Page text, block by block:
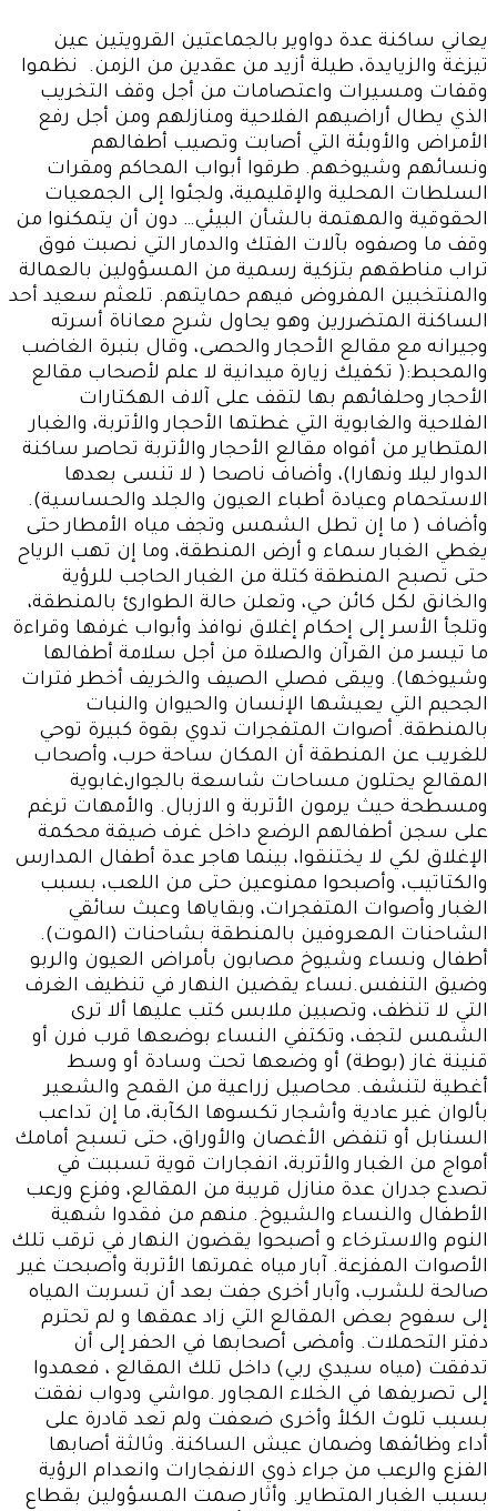
يعاني ساكنة عدة دواوير بالجماعتين القرويتين عين
تيزغة والزيايدة، طيلة أزيد من عقدين من الزمن. نظموا
وقفات ومسيرات واعتصامات من أجل وقف التخريب
الذي يطال أراضيهم الفلاحية ومنازلهم ومن أجل رفع
الأمراض والأوبئة التي أصابت وتصيب أطفالهم
ونسائهم وشيوخهم. طرقوا أبواب المحاكم ومقرات
السلطات المحلية والإقليمية، ولجئوا إلى الجمعيات
الحقوقية والمهتمة بالشأن البيئي… دون أن يتمكنوا من
وقف ما وصفوه بآلات الفتك والدمار التي نصبت فوق
تراب مناطقهم بتزكية رسمية من المسؤولين بالعمالة
والمنتخبين المفروض فيهم حمايتهم. تلعثم سعيد أحد
الساكنة المتضررين وهو يحاول شرح معاناة أسرته
وجيرانه مع مقالع الأحجار والحصى، وقال بنبرة الغاضب
والمحبط:( تكفيك زيارة ميدانية لا علم لأصحاب مقالع
الأحجار وحلفائهم بها لتقف على آلاف الهكتارات
الفلاحية والغابوية التي غطتها الأحجار والأتربة، والغبار
المتطاير من أفواه مقالع الأحجار والأتربة تحاصر ساكنة
الدوار ليلا ونهارا)، وأضاف ناصحا ( لا تنسى بعدها
الاستحمام وعيادة أطباء العيون والجلد والحساسية).
وأضاف ( ما إن تطل الشمس وتجف مياه الأمطار حتى
يغطي الغبار سماء و أرض المنطقة، وما إن تهب الرياح
حتى تصبح المنطقة كتلة من الغبار الحاجب للرؤية
والخانق لكل كائن حي، وتعلن حالة الطوارئ بالمنطقة،
وتلجأ الأسر إلى إحكام إغلاق نوافذ وأبواب غرفها وقراءة
ما تيسر من القرآن والصلاة من أجل سلامة أطفالها
وشيوخها). ويبقى فصلي الصيف والخريف أخطر فترات
الجحيم التي يعيشها الإنسان والحيوان والنبات
بالمنطقة. أصوات المتفجرات تدوي بقوة كبيرة توحي
للغريب عن المنطقة أن المكان ساحة حرب، وأصحاب
المقالع يحتلون مساحات شاسعة بالجوار،غابوية
ومسطحة حيث يرمون الأتربة و الازبال. والأمهات ترغم
على سجن أطفالهم الرضع داخل غرف ضيقة محكمة
الإغلاق لكي لا يختنقوا، بينما هاجر عدة أطفال المدارس
والكتاتيب، وأصبحوا ممنوعين حتى من اللعب، بسبب
الغبار وأصوات المتفجرات، وبقاياها وعبث سائقي
الشاحنات المعروفين بالمنطقة بشاحنات (الموت).
أطفال ونساء وشيوخ مصابون بأمراض العيون والربو
وضيق التنفس.نساء يقضين النهار في تنظيف الغرف
التي لا تنظف، وتصبين ملابس كتب عليها ألا ترى
الشمس لتجف، وتكتفي النساء بوضعها قرب فرن أو
قنينة غاز (بوطة) أو وضعها تحت وسادة أو وسط
أغطية لتنشف. محاصيل زراعية من القمح والشعير
بألوان غير عادية وأشجار تكسوها الكآبة، ما إن تداعب
السنابل أو تنفض الأغصان والأوراق، حتى تسبح أمامك
أمواج من الغبار والأتربة، انفجارات قوية تسببت في
تصدع جدران عدة منازل قريبة من المقالع، وفزع ورعب
الأطفال والنساء والشيوخ. منهم من فقدوا شهية
النوم والاسترخاء و أصبحوا يقضون النهار في ترقب تلك
الأصوات المفزعة. آبار مياه غمرتها الأتربة وأصبحت غير
صالحة للشرب، وآبار أخرى جفت بعد أن تسربت المياه
إلى سفوح بعض المقالع التي زاد عمقها و لم تحترم
دفتر التحملات. وأمضى أصحابها في الحفر إلى أن
تدفقت (مياه سيدي ربي) داخل تلك المقالع ، فعمدوا
إلى تصريفها في الخلاء المجاور .مواشي ودواب نفقت
بسبب تلوث الكلأ وأخرى ضعفت ولم تعد قادرة على
أداء وظائفها وضمان عيش الساكنة. وثالثة أصابها
الفزع والرعب من جراء ذوي الانفجارات وانعدام الرؤية
بسبب الغبار المتطاير. وأثار صمت المسؤولين بقطاع